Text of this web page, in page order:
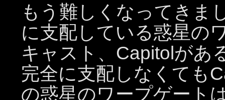
もう難しくなってきま
に支配している惑星の
キャスト、Capitolがあ
完全に支配しなくても
の惑星のワープゲート